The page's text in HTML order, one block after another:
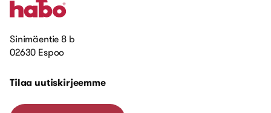
Sinimäentie 8 b
02630 Espoo
Tilaa uutiskirjeemme